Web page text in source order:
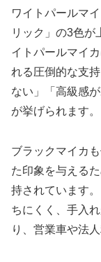
ワイトパールマ
リック」の3色が
イトパールマイ
れる圧倒的な支
ない」「高級感
が挙げられます。
ブラックマイカ
た印象を与える
持されています
ちにくく、手入
り、営業車や法